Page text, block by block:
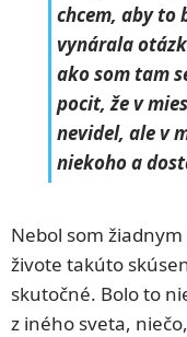
chcem, aby to
vynárala
ako som tam
pocit, že v
nevidel, ale v
niekoho a
Nebol som
živote takúto
skutočné. Bolo to
z iného sveta,